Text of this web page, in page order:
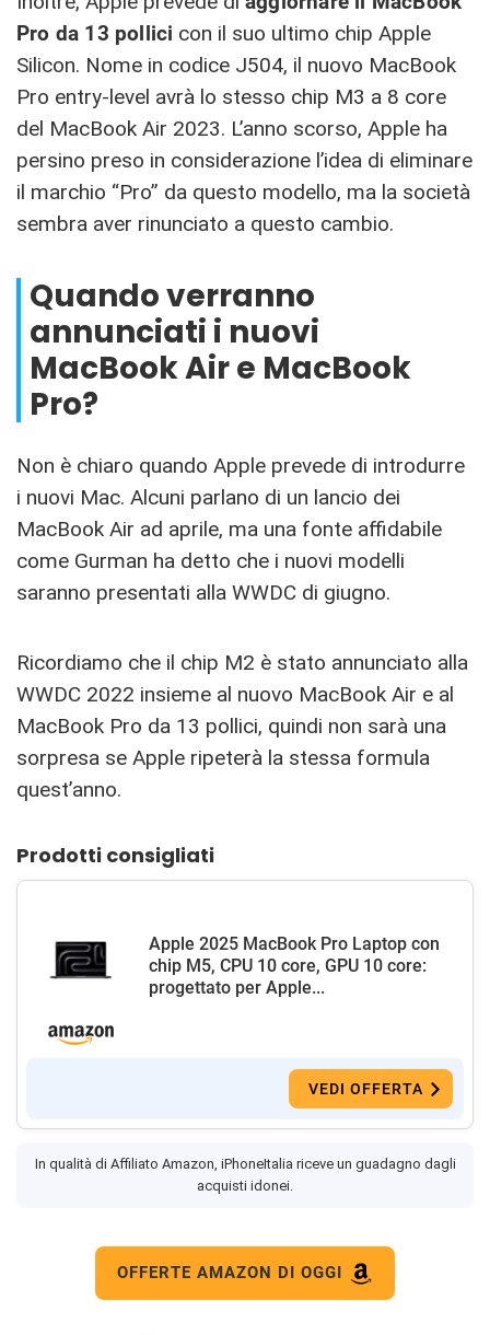
Pro da 13 pollici con il suo ultimo chip Apple
Silicon. Nome in codice J504, il nuovo MacBook
Pro entry-level avrà lo stesso chip M3 a 8 core
del MacBook Air 2023. L’anno scorso, Apple ha
persino preso in considerazione l’idea di eliminare
il marchio “Pro” da questo modello, ma la società
sembra aver rinunciato a questo cambio.
Quando verranno
annunciati i nuovi
MacBook Air e MacBook
Pro?
Non è chiaro quando Apple prevede di introdurre
i nuovi Mac. Alcuni parlano di un lancio dei
MacBook Air ad aprile, ma una fonte affidabile
come Gurman ha detto che i nuovi modelli
saranno presentati alla WWDC di giugno.
Ricordiamo che il chip M2 è stato annunciato alla
WWDC 2022 insieme al nuovo MacBook Air e al
MacBook Pro da 13 pollici, quindi non sarà una
sorpresa se Apple ripeterà la stessa formula
quest’anno.
Prodotti consigliati
Apple 2025 MacBook Pro Laptop con
chip M5, CPU 10 core, GPU 10 core:
progettato per Apple...
VEDI OFFERTA
In qualità di Affiliato Amazon, iPhoneItalia riceve un guadagno dagli
acquisti idonei.
OFFERTE AMAZON DI OGGI